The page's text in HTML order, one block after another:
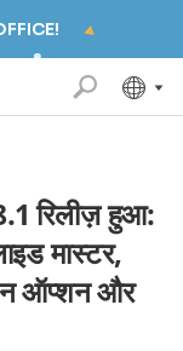
रिलीज़ हुआ:
मास्टर,
ऑप्शन और